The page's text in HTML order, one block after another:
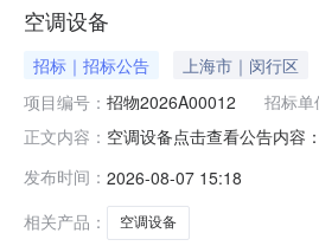
空调设备
招标｜招标公告 上海市｜闵行区
项目编号： 招物2026A00012 招标单
正文内容： 空调设备点击查看公告内容：
发布时间： 2026-08-07 15:18
相关产品：
空调设备